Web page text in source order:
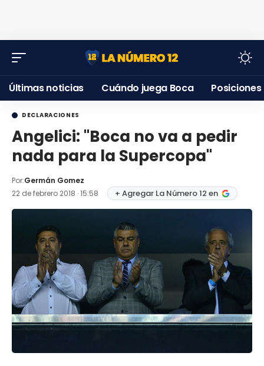
Últimas noticias Cuándo juega Boca Posiciones
DECLARACIONES
Angelici: "Boca no va a pedir
nada para la Supercopa"
Por:Germán Gomez
22 de febrero 2018 · 15:58
+ Agregar La Número 12 en